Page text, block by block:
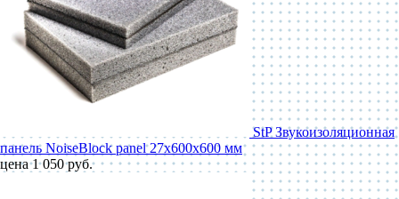
StP Звукоизоляционная
панель NoiseBlock panel 27x600x600 мм
цена 1 050 руб.